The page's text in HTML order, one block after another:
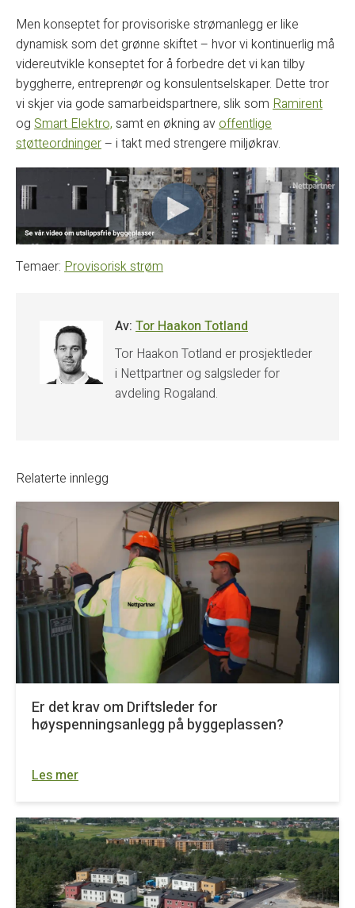
Men konseptet for provisoriske strømanlegg er like
dynamisk som det grønne skiftet – hvor vi kontinuerlig må
videreutvikle konseptet for å forbedre det vi kan tilby
byggherre, entreprenør og konsulentselskaper. Dette tror
vi skjer via gode samarbeidspartnere, slik som Ramirent
og Smart Elektro, samt en økning avoffentlige
støtteordninger– i takt med strengere miljøkrav.
Temaer: Provisorisk strøm
Av: Tor Haakon Totland
Tor Haakon Totland er prosjektleder
i Nettpartner og salgsleder for
avdeling Rogaland.
Relaterte innlegg
Er det krav om Driftsleder for
høyspenningsanlegg på byggeplassen?
Les mer